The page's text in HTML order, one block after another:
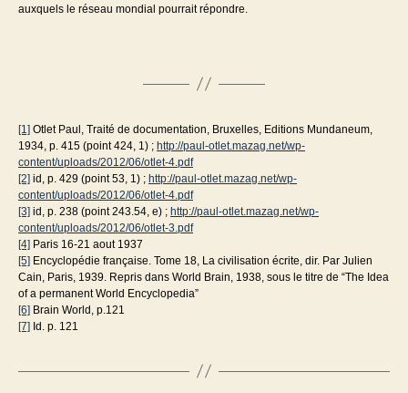
auxquels le réseau mondial pourrait répondre.
[1] Otlet Paul, Traité de documentation, Bruxelles, Editions Mundaneum,
1934, p. 415 (point 424, 1) ; http://paul-otlet.mazag.net/wp-
content/uploads/2012/06/otlet-4.pdf
[2] id, p. 429 (point 53, 1) ; http://paul-otlet.mazag.net/wp-
content/uploads/2012/06/otlet-4.pdf
[3] id, p. 238 (point 243.54, e) ; http://paul-otlet.mazag.net/wp-
content/uploads/2012/06/otlet-3.pdf
[4] Paris 16-21 aout 1937
[5] Encyclopédie française. Tome 18, La civilisation écrite, dir. Par Julien
Cain, Paris, 1939. Repris dans World Brain, 1938, sous le titre de “The Idea
of a permanent World Encyclopedia”
[6] Brain World, p.121
[7] Id. p. 121